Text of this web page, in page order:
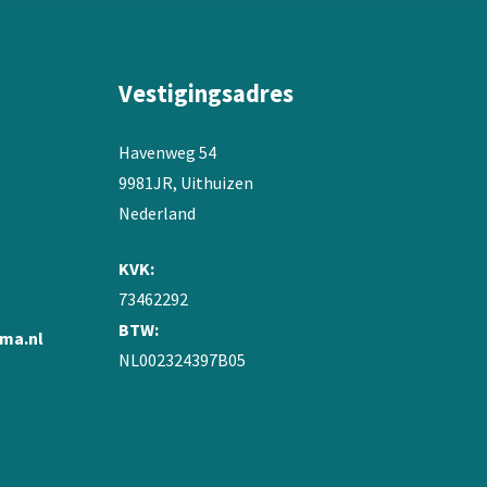
Vestigingsadres
Havenweg 54
9981JR, Uithuizen
Nederland
KVK:
73462292
BTW:
NL002324397B05